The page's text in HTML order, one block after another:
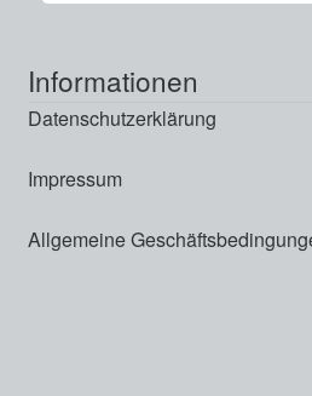
Informationen
Datenschutzerklärung
Impressum
Allgemeine